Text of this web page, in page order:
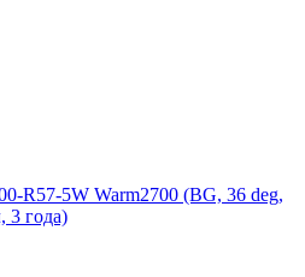
R57-5W Warm2700 (BG, 36 deg,
3 года)